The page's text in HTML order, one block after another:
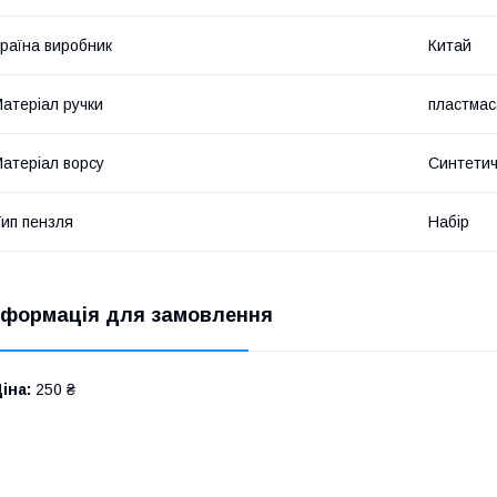
виробник Китай
ручки
ворсу
пензля Набір
для замовлення
250 ₴